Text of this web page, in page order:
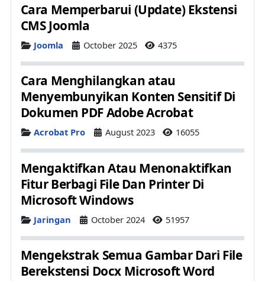
Cara Memperbarui (Update) Ekstensi
CMS Joomla
DetailsJoomla October 2025 4375
Cara Menghilangkan atau
Menyembunyikan Konten Sensitif Di
Dokumen PDF Adobe Acrobat
Details
Acrobat Pro August 2023 16055
Mengaktifkan Atau Menonaktifkan
Fitur Berbagi File Dan Printer Di
Microsoft Windows
DetailsJaringan October 2024 51957
Mengekstrak Semua Gambar Dari File
Berekstensi Docx Microsoft Word